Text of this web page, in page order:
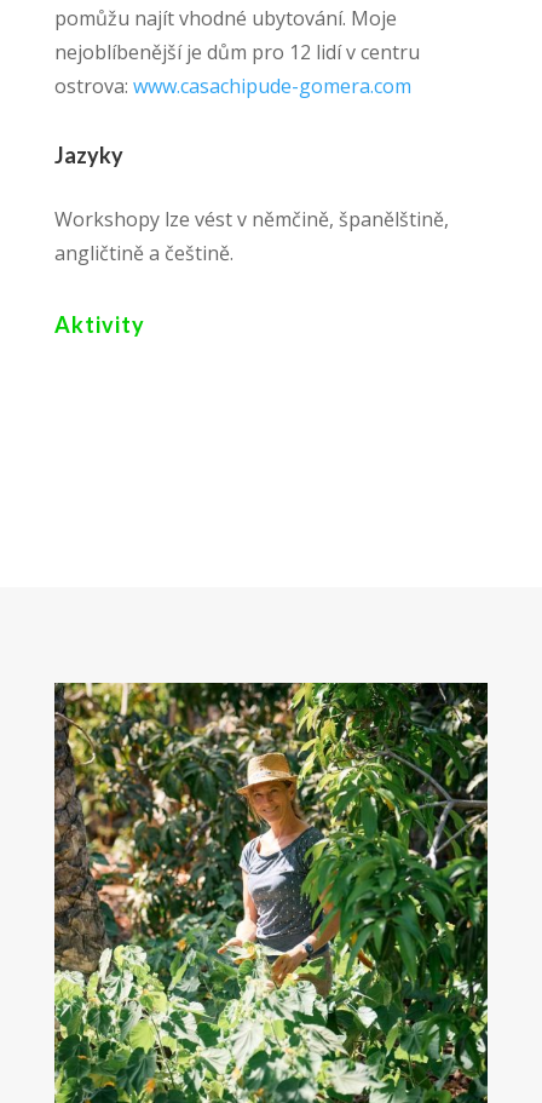
pomůžu najít vhodné ubytování. Moje
nejoblíbenější je dům pro 12 lidí v centru
ostrova: www.casachipude-gomera.com
Jazyky
Workshopy lze vést v němčině, španělštině,
angličtině a češtině.
Aktivity